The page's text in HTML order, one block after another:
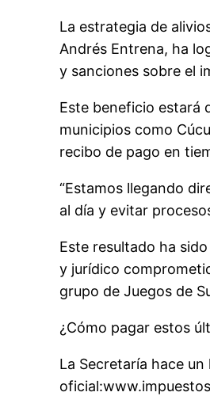
La estrategia de
Andrés Entrena, ha
y sanciones sobre el
Este beneficio estará
municipios como
recibo de pago en
“Estamos llegando
al día y evitar
Este resultado ha
y jurídico
grupo de Juegos de
¿Cómo pagar estos
La Secretaría hace
oficial: